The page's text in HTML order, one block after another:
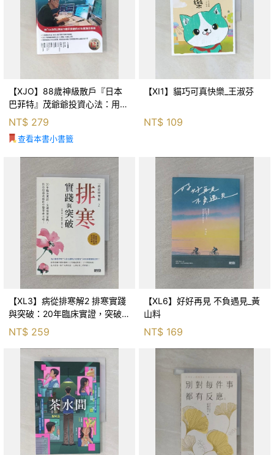
【XJO】88歲神級散戶『日本
巴菲特』茂爺爺投資心法：用
「126法則」滾出18億円資產的
69年股海交易術_藤本茂, 賴惠
鈴
NT$ 279
查看本書小書籤
【XI1】貓巧可真快樂_王淑芬
NT$ 109
【XL3】病從排寒解2 排寒實踐
與突破：20年臨床實證，突破排
寒盲點，防治疫毒流感的中醫養
命方略！_李璧如
NT$ 259
【XL6】好好再見 不負遇見_黃
山料
NT$ 169